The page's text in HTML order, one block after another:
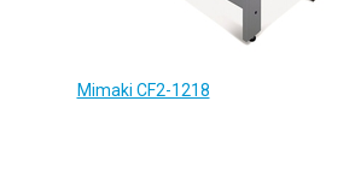
Mimaki CF2-1218